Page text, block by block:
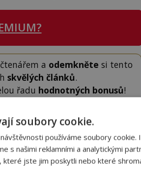
čtenářem a odemkněte si tento
skvělých článků.
řadu hodnotných bonusů!
ČLÁNEK
soubory cookie.
používáme soubory cookie.
s našimi reklamními a analytickými
které jste jim poskytli nebo které